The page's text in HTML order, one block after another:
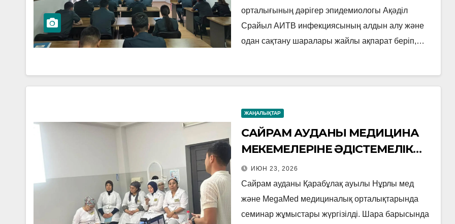
орталығының дәрігер эпидемиологы Ақәділ
Срайыл АИТВ инфекциясының алдын алу және
одан сақтану шаралары жайлы ақпарат беріп,…
ЖАҢАЛЫҚТАР
САЙРАМ АУДАНЫ МЕДИЦИНА
МЕКЕМЕЛЕРІНЕ ӘДІСТЕМЕЛІК
КӨМЕК КӨРСЕТІЛУДЕ
ИЮН 23, 2026
Сайрам ауданы Қарабұлақ ауылы Нұрлы мед
және MegaMed медициналық орталықтарында
семинар жұмыстары жүргізілді. Шара барысында